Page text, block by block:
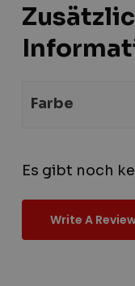
Farbe
Es gibt noch
Write A